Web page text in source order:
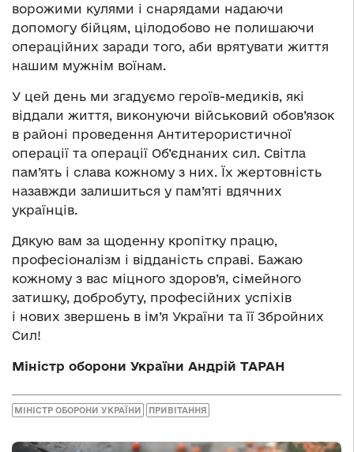
ворожими кулями і снарядами надаючи
допомогу бійцям, цілодобово не полишаючи
операційних заради того, аби врятувати життя
нашим мужнім воїнам.
У цей день ми згадуємо героїв-медиків, які
віддали життя, виконуючи військовий обов’язок
в районі проведення Антитерористичної
операції та операції Об’єднаних сил. Світла
пам’ять і слава кожному з них. Їх жертовність
назавжди залишиться у пам’яті вдячних
українців.
Дякую вам за щоденну кропітку працю,
професіоналізм і відданість справі. Бажаю
кожному з вас міцного здоров’я, сімейного
затишку, добробуту, професійних успіхів
і нових звершень в ім’я України та її Збройних
Сил!
Міністр оборони України Андрій ТАРАН
МІНІСТР ОБОРОНИ УКРАЇНИ ПРИВІТАННЯ